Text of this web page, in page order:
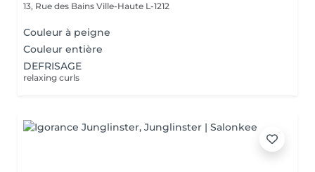
13, Rue des Bains Ville-Haute L-1212
Couleur à peigne
Couleur entière
DEFRISAGE
relaxing curls